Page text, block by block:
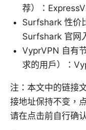
荐）：
Surfshark 性价
Surfshark 官网
VyprVPN 自有
求的用户）：
注：本文中的链接
接地址保持不变，
请在点击前自行确